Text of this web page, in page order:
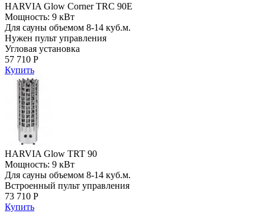
HARVIA Glow Corner TRC 90E
Мощность: 9 кВт
Для сауны объемом 8-14 куб.м.
Нужен пульт управления
Угловая установка
57 710 Р
Купить
HARVIA Glow TRT 90
Мощность: 9 кВт
Для сауны объемом 8-14 куб.м.
Встроенный пульт управления
73 710 Р
Купить